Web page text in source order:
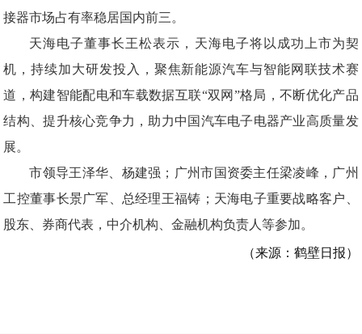
接器市场占有率稳居国内前三。
天海电子董事长王松表示，天海电子将以成功上市为契
机，持续加大研发投入，聚焦新能源汽车与智能网联技术赛
道，构建智能配电和车载数据互联“双网”格局，不断优化产品
结构、提升核心竞争力，助力中国汽车电子电器产业高质量发
展。
市领导王泽华、杨建强；广州市国资委主任梁凌峰，广州
工控董事长景广军、总经理王福铸；天海电子重要战略客户、
股东、券商代表，中介机构、金融机构负责人等参加。
（来源：鹤壁日报）